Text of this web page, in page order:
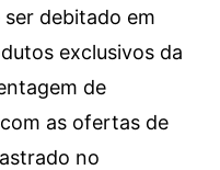
debitado em
exclusivos da
de
as ofertas de
no